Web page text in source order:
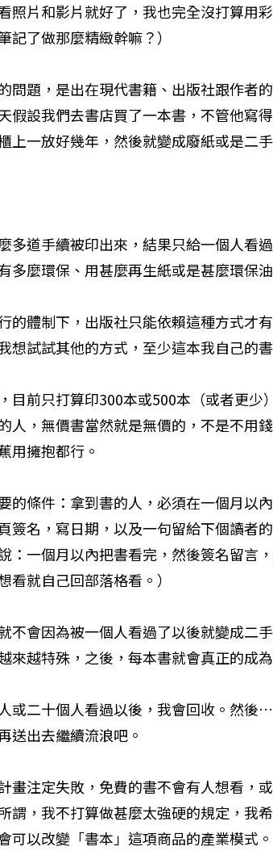
照片和影片就好了，我也完全沒打算用
記了做那麼精緻幹嘛？）
問題，是出在現代書籍、出版社跟作者
假設我們去書店買了一本書，不管他寫
上一放好幾年，然後就變成廢紙或是
多道手續被印出來，結果只給一個人看
多麼環保、用甚麼再生紙或是甚麼環保
的體制下，出版社只能依賴這種方式才
想試試其他的方式，至少這本我自己的
目前只打算印300本或500本（或者更少
人，無價書當然就是無價的，不是不用
用擁抱都行。
的條件：拿到書的人，必須在一個月以
簽名，寫日期，以及一句留給下個讀者
：一個月以內把書看完，然後簽名留言
看就自己回部落格看。）
不會因為被一個人看過了以後就變成二
來越特殊，之後，每本書就會真正的成
或二十個人看過以後，我會回收。然
送出去繼續流浪吧。
畫注定失敗，免費的書不會有人想看，
謂，我不打算做甚麼太強硬的規定，我
可以改變「書本」這項商品的產業模式。